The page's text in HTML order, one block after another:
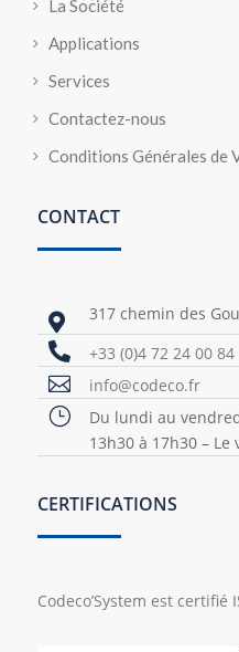
La Société
Applications
Services
Contactez-nous
Conditions Générales de
CONTACT
 317 chemin des
 +33 (0)4 72 24 00 84
 info@codeco.fr
}
Du lundi au
13h30 à 17h30 –
CERTIFICATIONS
Codeco’System est certifié